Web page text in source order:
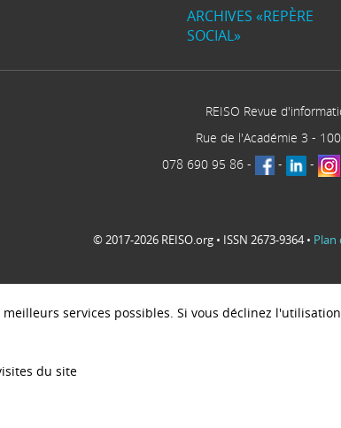
ARCHIVES «REPÈRE
SOCIAL»
REISO Revue
Rue de l'Académie 3 -
078 690 95 86 - - -
© 2017-2026 REISO.org • ISSN 2673-9364 • Plan
services possibles. Si vous déclinez
du site